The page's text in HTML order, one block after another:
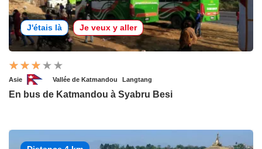
J'étais là Je veux y aller
Asie Vallée de Katmandou Langtang
En bus de Katmandou à Syabru Besi